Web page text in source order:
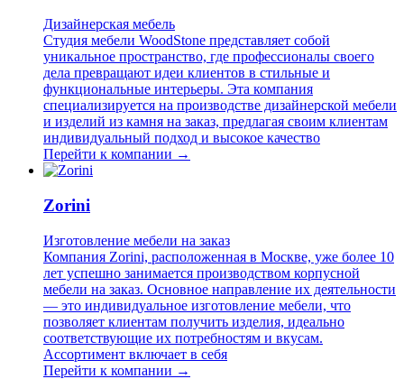
Дизайнерская мебель
Студия мебели WoodStone представляет собой
уникальное пространство, где профессионалы своего
дела превращают идеи клиентов в стильные и
функциональные интерьеры. Эта компания
специализируется на производстве дизайнерской мебели
и изделий из камня на заказ, предлагая своим клиентам
индивидуальный подход и высокое качество
Перейти к компании →
Zorini
Изготовление мебели на заказ
Компания Zorini, расположенная в Москве, уже более 10
лет успешно занимается производством корпусной
мебели на заказ. Основное направление их деятельности
— это индивидуальное изготовление мебели, что
позволяет клиентам получить изделия, идеально
соответствующие их потребностям и вкусам.
Ассортимент включает в себя
Перейти к компании →